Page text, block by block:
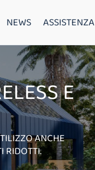
NEWS ASSISTENZA
E
ANCHE
RIDOTTI.